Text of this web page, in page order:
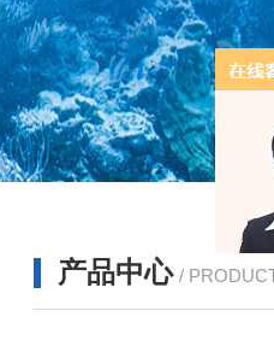
产品中心 /